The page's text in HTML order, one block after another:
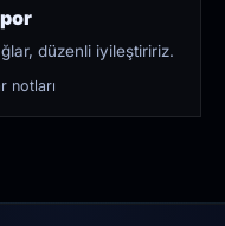
düzenli iyileştiririz.
notları